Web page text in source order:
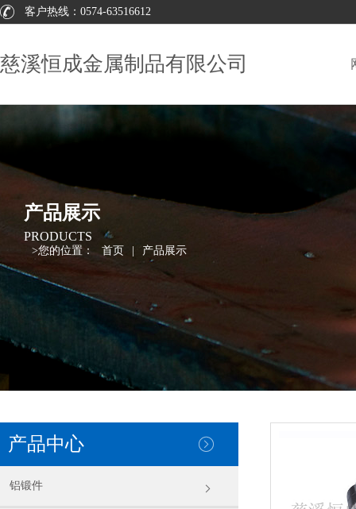
客户热线： 0574-63516612
慈溪恒成金属制品有限公司
产品展示
PRODUCTS
>您的位置： 首页 产品展示
产品中心
铝锻件